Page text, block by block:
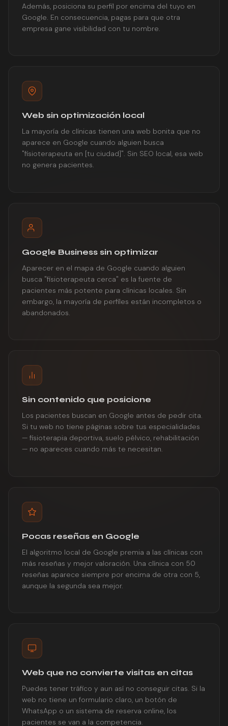
Además, posiciona su perfil por encima del tuyo en
Google. En consecuencia, pagas para que otra
empresa gane visibilidad con tu nombre.
Web sin optimización local
La mayoría de clínicas tienen una web bonita que no
aparece en Google cuando alguien busca
"fisioterapeuta en [tu ciudad]". Sin SEO local, esa web
no genera pacientes.
Google Business sin optimizar
Aparecer en el mapa de Google cuando alguien
busca "fisioterapeuta cerca" es la fuente de
pacientes más potente para clínicas locales. Sin
embargo, la mayoría de perfiles están incompletos o
abandonados.
Sin contenido que posicione
Los pacientes buscan en Google antes de pedir cita.
Si tu web no tiene páginas sobre tus especialidades
— fisioterapia deportiva, suelo pélvico, rehabilitación
— no apareces cuando más te necesitan.
Pocas reseñas en Google
El algoritmo local de Google premia a las clínicas con
más reseñas y mejor valoración. Una clínica con 50
reseñas aparece siempre por encima de otra con 5,
aunque la segunda sea mejor.
Web que no convierte visitas en citas
Puedes tener tráfico y aun así no conseguir citas. Si la
web no tiene un formulario claro, un botón de
WhatsApp o un sistema de reserva online, los
pacientes se van a la competencia.